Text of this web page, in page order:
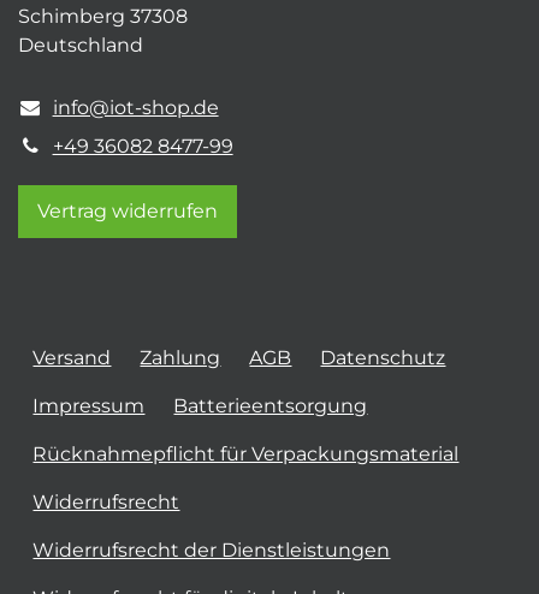
Schimberg 37308
Deutschland
info@iot-shop.de
+49 36082 8477-99
Vertrag widerrufen
Versand Zahlung AGB Datenschutz
Impressum Batterieentsorgung
Rücknahmepflicht für Verpackungsmaterial
Widerrufsrecht
Widerrufsrecht der Dienstleistungen